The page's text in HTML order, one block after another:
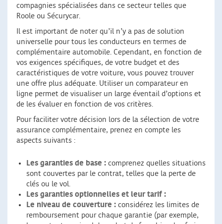
compagnies spécialisées dans ce secteur telles que
Roole ou Sécurycar.
Il est important de noter qu’il n’y a pas de solution
universelle pour tous les conducteurs en termes de
complémentaire automobile. Cependant, en fonction de
vos exigences spécifiques, de votre budget et des
caractéristiques de votre voiture, vous pouvez trouver
une offre plus adéquate. Utiliser un comparateur en
ligne permet de visualiser un large éventail d’options et
de les évaluer en fonction de vos critères.
Pour faciliter votre décision lors de la sélection de votre
assurance complémentaire, prenez en compte les
aspects suivants :
Les garanties de base : comprenez quelles situations
sont couvertes par le contrat, telles que la perte de
clés ou le vol.
Les garanties optionnelles et leur tarif :
Le niveau de couverture : considérez les limites de
remboursement pour chaque garantie (par exemple,